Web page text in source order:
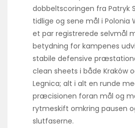
dobbeltscoringen fra Patryk
tidlige og sene mål i Polonia
et par registrerede selvmål
betydning for kampenes
stabile defensive
clean sheets i både Kraków
Legnica; alt i alt en runde
præcisionen foran mål og
rytmeskift omkring pausen
slutfaserne.